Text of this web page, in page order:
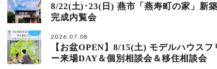
8/22(土)･23(日) 燕市「燕寿町の家」新
完成内覧会
2026.07.08
【お盆OPEN】8/15(土) モデルハウスフ
ー来場DAY＆個別相談会＆移住相談会